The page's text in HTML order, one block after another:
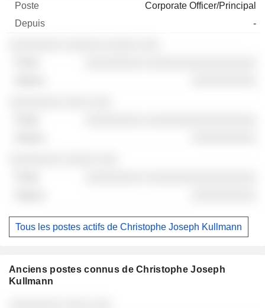
Corporate Officer/Principal
-
Tous les postes actifs de Christophe Joseph Kullmann
Anciens postes connus de Christophe Joseph
Kullmann